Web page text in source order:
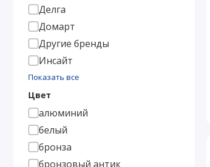
Делга
Домарт
Другие бренды
Инсайт
Показать все
Цвет
алюминий
белый
бронза
бронзовый антик